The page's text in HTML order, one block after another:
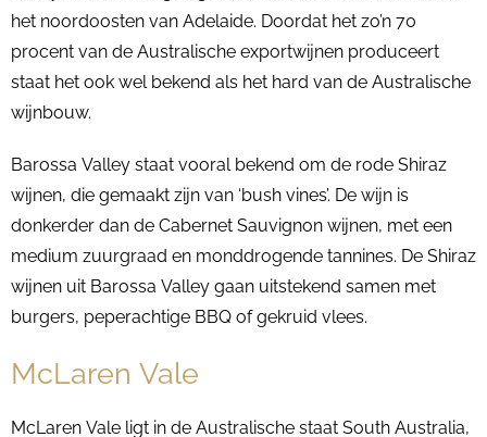
het noordoosten van Adelaide. Doordat het zo’n 70
procent van de Australische exportwijnen produceert
staat het ook wel bekend als het hard van de Australische
wijnbouw.
Barossa Valley staat vooral bekend om de rode Shiraz
wijnen, die gemaakt zijn van ‘bush vines’. De wijn is
donkerder dan de Cabernet Sauvignon wijnen, met een
medium zuurgraad en monddrogende tannines. De Shiraz
wijnen uit Barossa Valley gaan uitstekend samen met
burgers, peperachtige BBQ of gekruid vlees.
McLaren Vale
McLaren Vale ligt in de Australische staat South Australia,